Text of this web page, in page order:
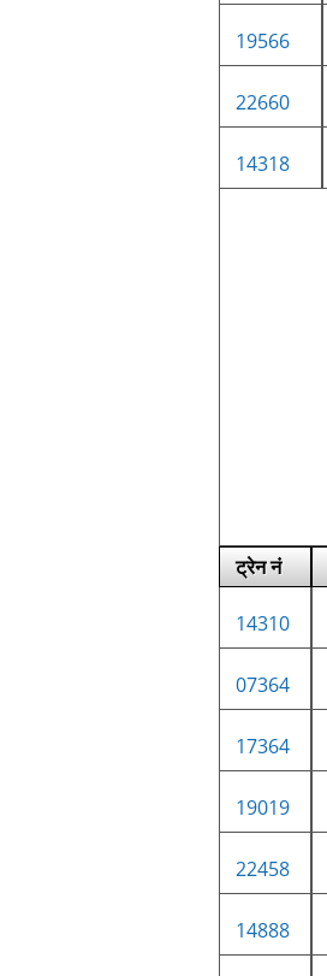
19566
22660
14318
ट्रेन नं
14310
07364
17364
19019
22458
14888